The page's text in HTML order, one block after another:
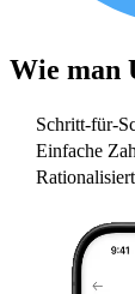
Wie man
Schritt-für-
Einfache